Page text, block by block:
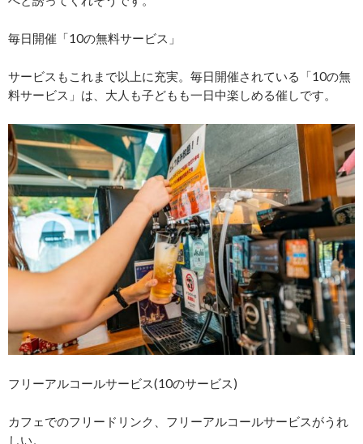
毎日開催「10の無料サービス」
サービスもこれまで以上に充実。毎日開催されている「10の無
料サービス」は、大人も子どもも一日中楽しめる催しです。
フリーアルコールサービス(10のサービス)
カフェでのフリードリンク、フリーアルコールサービスがうれ
しい。